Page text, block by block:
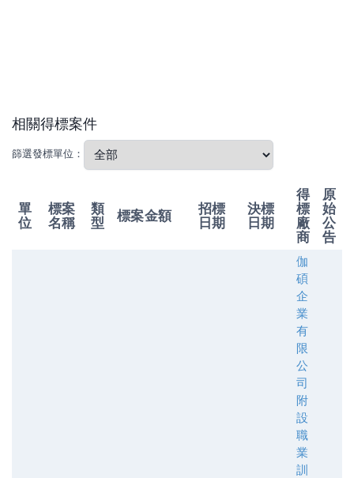
相關得標案件
篩選發標單位：
單
位
標案
名稱
類
型
標案金額
招標
日期
決標
日期
得
標
廠
商
原
始
公
告
伽
碩
企
業
有
限
公
司
附
設
職
業
訓